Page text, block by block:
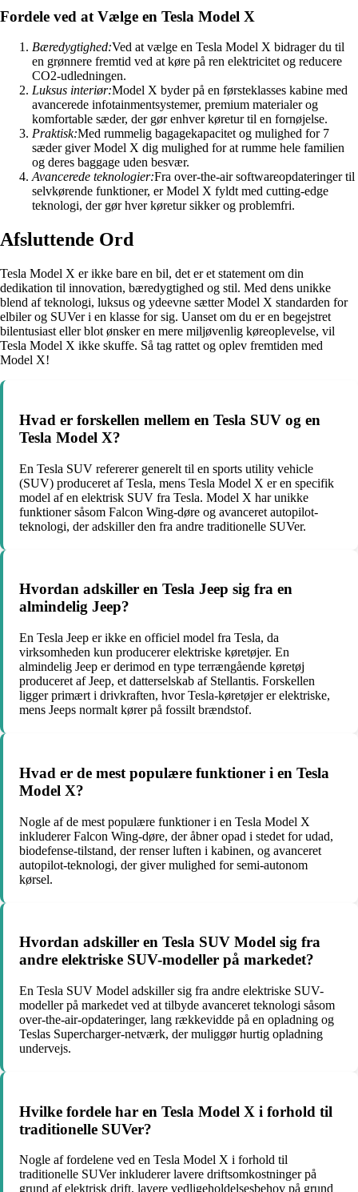
Fordele ved at Vælge en Tesla Model X
Bæredygtighed:Ved at vælge en Tesla Model X bidrager du til
en grønnere fremtid ved at køre på ren elektricitet og reducere
CO2-udledningen.
Luksus interiør:Model X byder på en førsteklasses kabine med
avancerede infotainmentsystemer, premium materialer og
komfortable sæder, der gør enhver køretur til en fornøjelse.
Praktisk:Med rummelig bagagekapacitet og mulighed for 7
sæder giver Model X dig mulighed for at rumme hele familien
og deres baggage uden besvær.
Avancerede teknologier:Fra over-the-air softwareopdateringer til
selvkørende funktioner, er Model X fyldt med cutting-edge
teknologi, der gør hver køretur sikker og problemfri.
Afsluttende Ord
Tesla Model X er ikke bare en bil, det er et statement om din
dedikation til innovation, bæredygtighed og stil. Med dens unikke
blend af teknologi, luksus og ydeevne sætter Model X standarden for
elbiler og SUVer i en klasse for sig. Uanset om du er en begejstret
bilentusiast eller blot ønsker en mere miljøvenlig køreoplevelse, vil
Tesla Model X ikke skuffe. Så tag rattet og oplev fremtiden med
Model X!
Hvad er forskellen mellem en Tesla SUV og en
Tesla Model X?
En Tesla SUV refererer generelt til en sports utility vehicle
(SUV) produceret af Tesla, mens Tesla Model X er en specifik
model af en elektrisk SUV fra Tesla. Model X har unikke
funktioner såsom Falcon Wing-døre og avanceret autopilot-
teknologi, der adskiller den fra andre traditionelle SUVer.
Hvordan adskiller en Tesla Jeep sig fra en
almindelig Jeep?
En Tesla Jeep er ikke en officiel model fra Tesla, da
virksomheden kun producerer elektriske køretøjer. En
almindelig Jeep er derimod en type terrængående køretøj
produceret af Jeep, et datterselskab af Stellantis. Forskellen
ligger primært i drivkraften, hvor Tesla-køretøjer er elektriske,
mens Jeeps normalt kører på fossilt brændstof.
Hvad er de mest populære funktioner i en Tesla
Model X?
Nogle af de mest populære funktioner i en Tesla Model X
inkluderer Falcon Wing-døre, der åbner opad i stedet for udad,
biodefense-tilstand, der renser luften i kabinen, og avanceret
autopilot-teknologi, der giver mulighed for semi-autonom
kørsel.
Hvordan adskiller en Tesla SUV Model sig fra
andre elektriske SUV-modeller på markedet?
En Tesla SUV Model adskiller sig fra andre elektriske SUV-
modeller på markedet ved at tilbyde avanceret teknologi såsom
over-the-air-opdateringer, lang rækkevidde på en opladning og
Teslas Supercharger-netværk, der muliggør hurtig opladning
undervejs.
Hvilke fordele har en Tesla Model X i forhold til
traditionelle SUVer?
Nogle af fordelene ved en Tesla Model X i forhold til
traditionelle SUVer inkluderer lavere driftsomkostninger på
grund af elektrisk drift, lavere vedligeholdelsesbehov på grund